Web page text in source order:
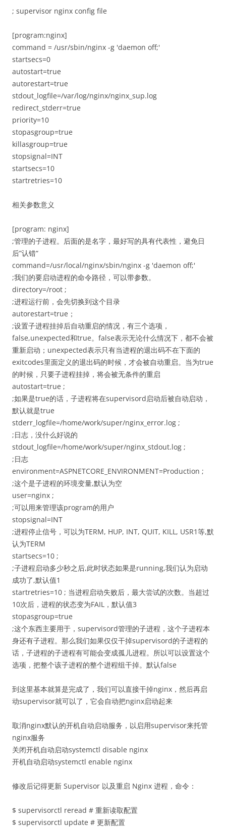
; supervisor nginx config file
[program:nginx]
command = /usr/sbin/nginx -g 'daemon off;'
startsecs=0
autostart=true
autorestart=true
stdout_logfile=/var/log/nginx/nginx_sup.log
redirect_stderr=true
priority=10
stopasgroup=true
killasgroup=true
stopsignal=INT
startsecs=10
startretries=10
相关参数意义
[program: nginx]
;管理的子进程。后面的是名字，最好写的具有代表性，避免日
后”认错“
command=/usr/local/nginx/sbin/nginx -g 'daemon off;'
;我们的要启动进程的命令路径，可以带参数。
directory=/root ;
;进程运行前，会先切换到这个目录
autorestart=true；
;设置子进程挂掉后自动重启的情况，有三个选项，
false,unexpected和true。false表示无论什么情况下，都不会被
重新启动；unexpected表示只有当进程的退出码不在下面的
exitcodes里面定义的退出码的时候，才会被自动重启。当为true
的时候，只要子进程挂掉，将会被无条件的重启
autostart=true ;
;如果是true的话，子进程将在supervisord启动后被自动启动，
默认就是true
stderr_logfile=/home/work/super/nginx_error.log ;
;日志，没什么好说的
stdout_logfile=/home/work/super/nginx_stdout.log ;
;日志
environment=ASPNETCORE_ENVIRONMENT=Production ;
;这个是子进程的环境变量,默认为空
user=nginx ;
;可以用来管理该program的用户
stopsignal=INT
;进程停止信号，可以为TERM, HUP, INT, QUIT, KILL, USR1等,默
认为TERM
startsecs=10 ;
;子进程启动多少秒之后,此时状态如果是running,我们认为启动
成功了,默认值1
startretries=10 ; 当进程启动失败后，最大尝试的次数。当超过
10次后，进程的状态变为FAIL，默认值3
stopasgroup=true
;这个东西主要用于，supervisord管理的子进程，这个子进程本
身还有子进程。那么我们如果仅仅干掉supervisord的子进程的
话，子进程的子进程有可能会变成孤儿进程。所以可以设置这个
选项，把整个该子进程的整个进程组干掉。默认false
到这里基本就算是完成了，我们可以直接干掉nginx，然后再启
动supervisor就可以了，它会自动把nginx启动起来
取消nginx默认的开机自动启动服务，以启用supervisor来托管
nginx服务
关闭开机自动启动systemctl disable nginx
开机自动启动systemctl enable nginx
修改后记得更新 Supervisor 以及重启 Nginx 进程，命令：
$ supervisorctl reread # 重新读取配置
$ supervisorctl update # 更新配置